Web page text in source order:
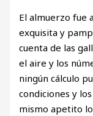
El almuerzo fue
exquisita y
cuenta de las
el aire y los
ningún cálculo
condiciones y
mismo apetito